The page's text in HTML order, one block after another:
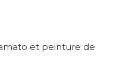
et peinture de